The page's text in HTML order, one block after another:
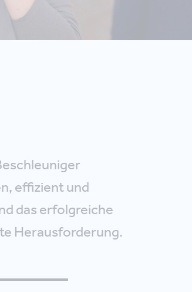
effizient und
das erfolgreiche
Herausforderung.